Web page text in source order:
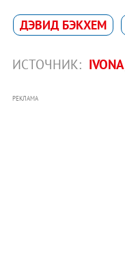
ДЭВИД БЭКХЕМ
ИСТОЧНИК: IVONA
РЕКЛАМА